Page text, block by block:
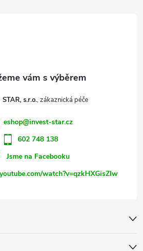
s.r.o.
eshop@invest-star.cz
602 748 138
Jsme na Facebooku
watch?v=qzkHXGisZIw